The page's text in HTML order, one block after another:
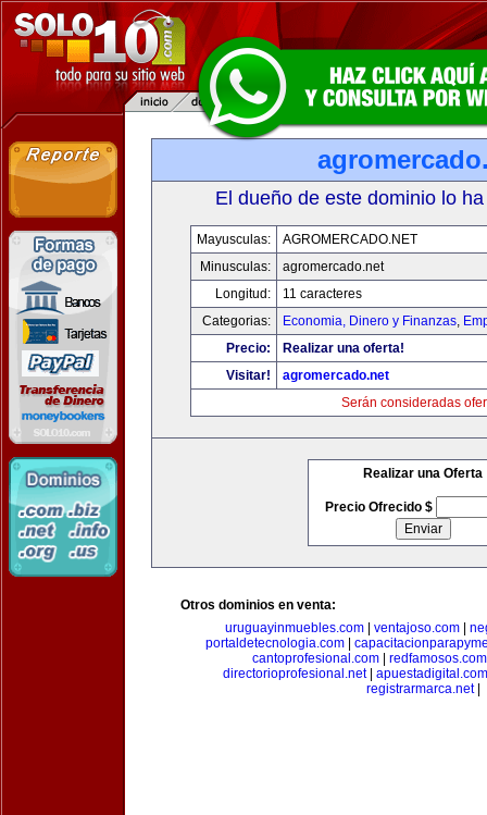
El dueño de este dominio lo
Mayusculas:
AGROMERCADO.NET
Minusculas:
agromercado.net
Longitud:
11 caracteres
Categorias:
Economia, Dinero y Finanzas,
Precio:
Realizar una oferta!
Visitar!
agromercado.net
Serán consideradas
Realizar una Oferta
Precio Ofrecido $
Otros dominios en venta:
uruguayinmuebles.com| ventajoso.com|
portaldetecnologia.com|
cantoprofesional.com
redfamosos.com
directorioprofesional.net| apuestadigital.com
registrarmarca.net|